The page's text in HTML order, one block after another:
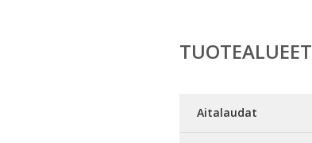
TUOTEALUEET
Aitalaudat